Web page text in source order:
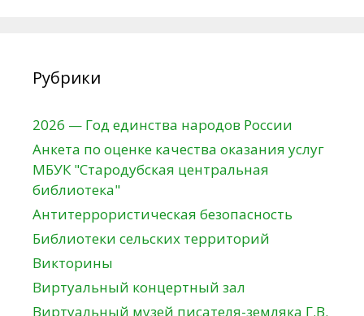
Рубрики
2026 — Год единства народов России
Анкета по оценке качества оказания услуг
МБУК "Стародубская центральная
библиотека"
Антитеррористическая безопасность
Библиотеки сельских территорий
Викторины
Виртуальный концертный зал
Виртуальный музей писателя-земляка Г.В.